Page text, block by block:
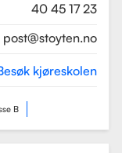
40 45 17 23
post@stoyten.no
kjøreskolen
B